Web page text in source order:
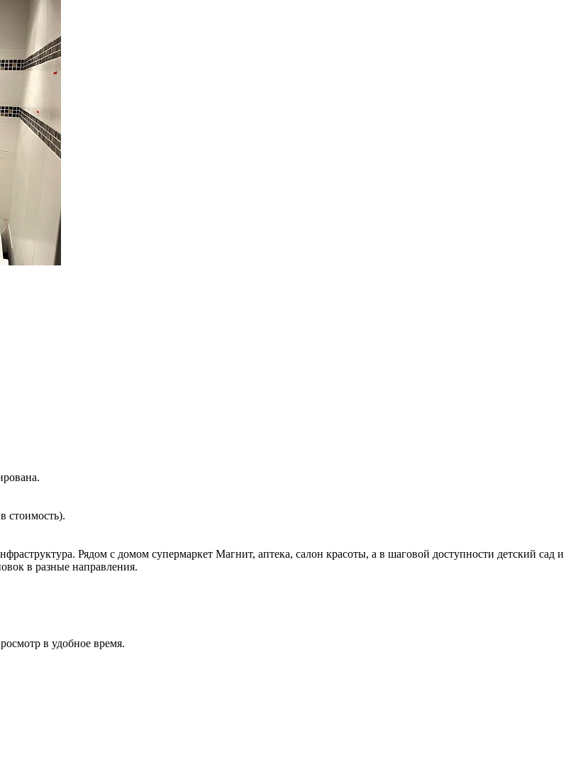
стоимость).
Рядом с домом супермаркет Магнит, аптека, салон красоты, а в шаговой доступности детский сад и
в разные направления.
в удобное время.